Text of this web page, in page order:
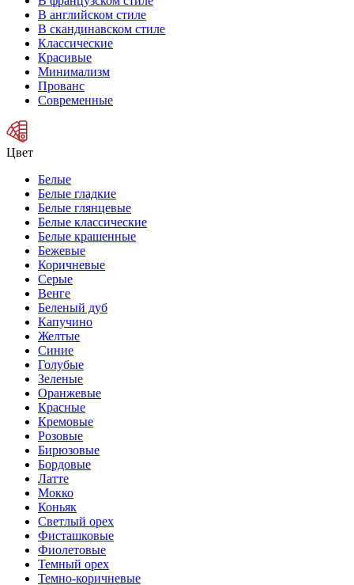
В английском стиле
В скандинавском стиле
Классические
Красивые
Минимализм
Прованс
Современные
Цвет
Белые
Белые гладкие
Белые глянцевые
Белые классические
Белые крашенные
Бежевые
Коричневые
Серые
Венге
Беленый дуб
Капучино
Желтые
Синие
Голубые
Зеленые
Оранжевые
Красные
Кремовые
Розовые
Бирюзовые
Бордовые
Латте
Мокко
Коньяк
Светлый орех
Фисташковые
Фиолетовые
Темный орех
Темно-коричневые